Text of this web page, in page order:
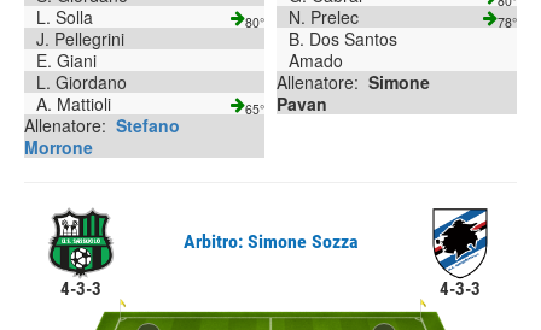
L. Solla
80°
J. Pellegrini
E. Giani
L. Giordano
A. Mattioli
65°
Allenatore: Stefano
Morrone
N. Prelec 78°
B. Dos Santos
Amado
Allenatore: Simone
Pavan
4-3-3
Arbitro: Simone Sozza
4-3-3